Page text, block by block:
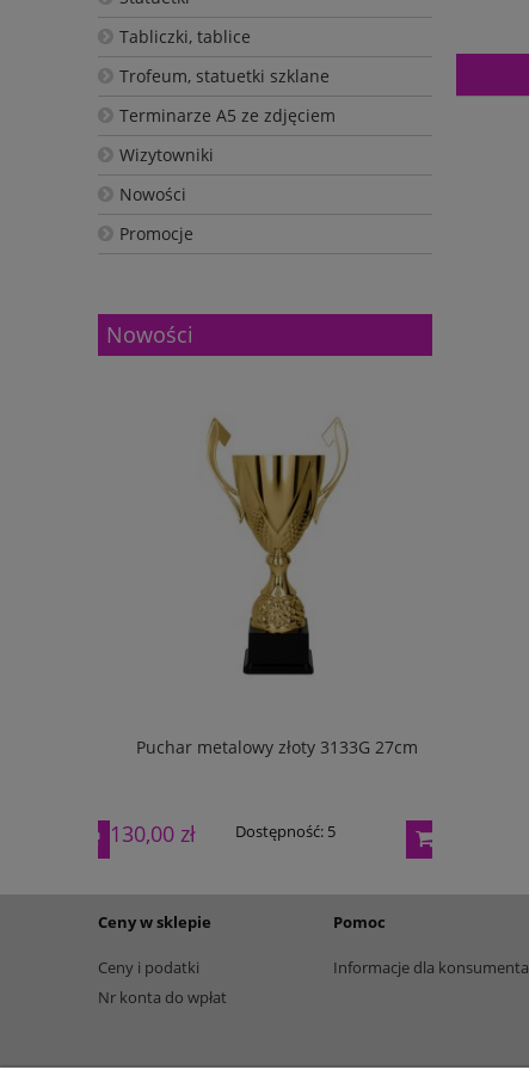
Tabliczki, tablice
Trofeum, statuetki szklane
Terminarze A5 ze zdjęciem
Wizytowniki
Nowości
Promocje
Nowości
Puchar metalowy złoty 3133G 27cm
130,00 zł Dostępność:5
Ceny w sklepie
Ceny i podatki
Nr konta do wpłat
Pomoc
Informacje dla konsumenta